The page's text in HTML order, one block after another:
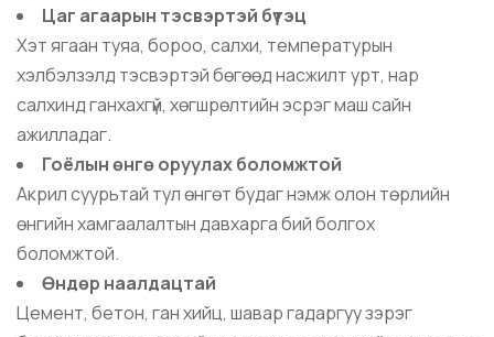
Цаг агаарын тэсвэртэй бүтэц
Хэт ягаан туяа, бороо, салхи, температурын
хэлбэлзэлд тэсвэртэй бөгөөд насжилт урт, нар
салхинд ганхахгүй, хөгшрөлтийн эсрэг маш сайн
ажилладаг.
Гоёлын өнгө оруулах боломжтой
Акрил суурьтай тул өнгөт будаг нэмж олон төрлийн
өнгийн хамгаалалтын давхарга бий болгох
боломжтой.
Өндөр наалдацтай
Цемент, бетон, ган хийц, шавар гадаргуу зэрэг